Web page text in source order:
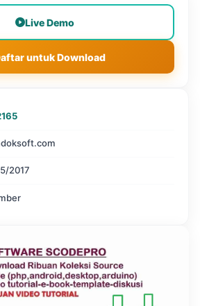
Live Demo
untuk Download
2017